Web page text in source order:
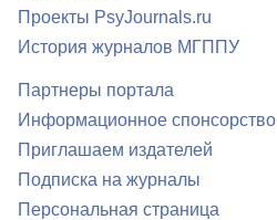
Проекты PsyJournals.ru
История журналов МГППУ
Партнеры портала
Информационное спонсорство
Приглашаем издателей
Подписка на журналы
Персональная страница